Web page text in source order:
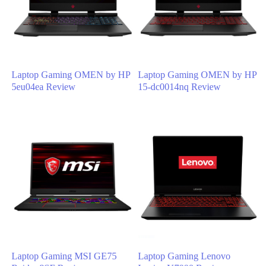
Laptop Gaming OMEN by HP
5eu04ea Review
Laptop Gaming OMEN by HP
15-dc0014nq Review
Laptop Gaming MSI GE75
Laptop Gaming Lenovo